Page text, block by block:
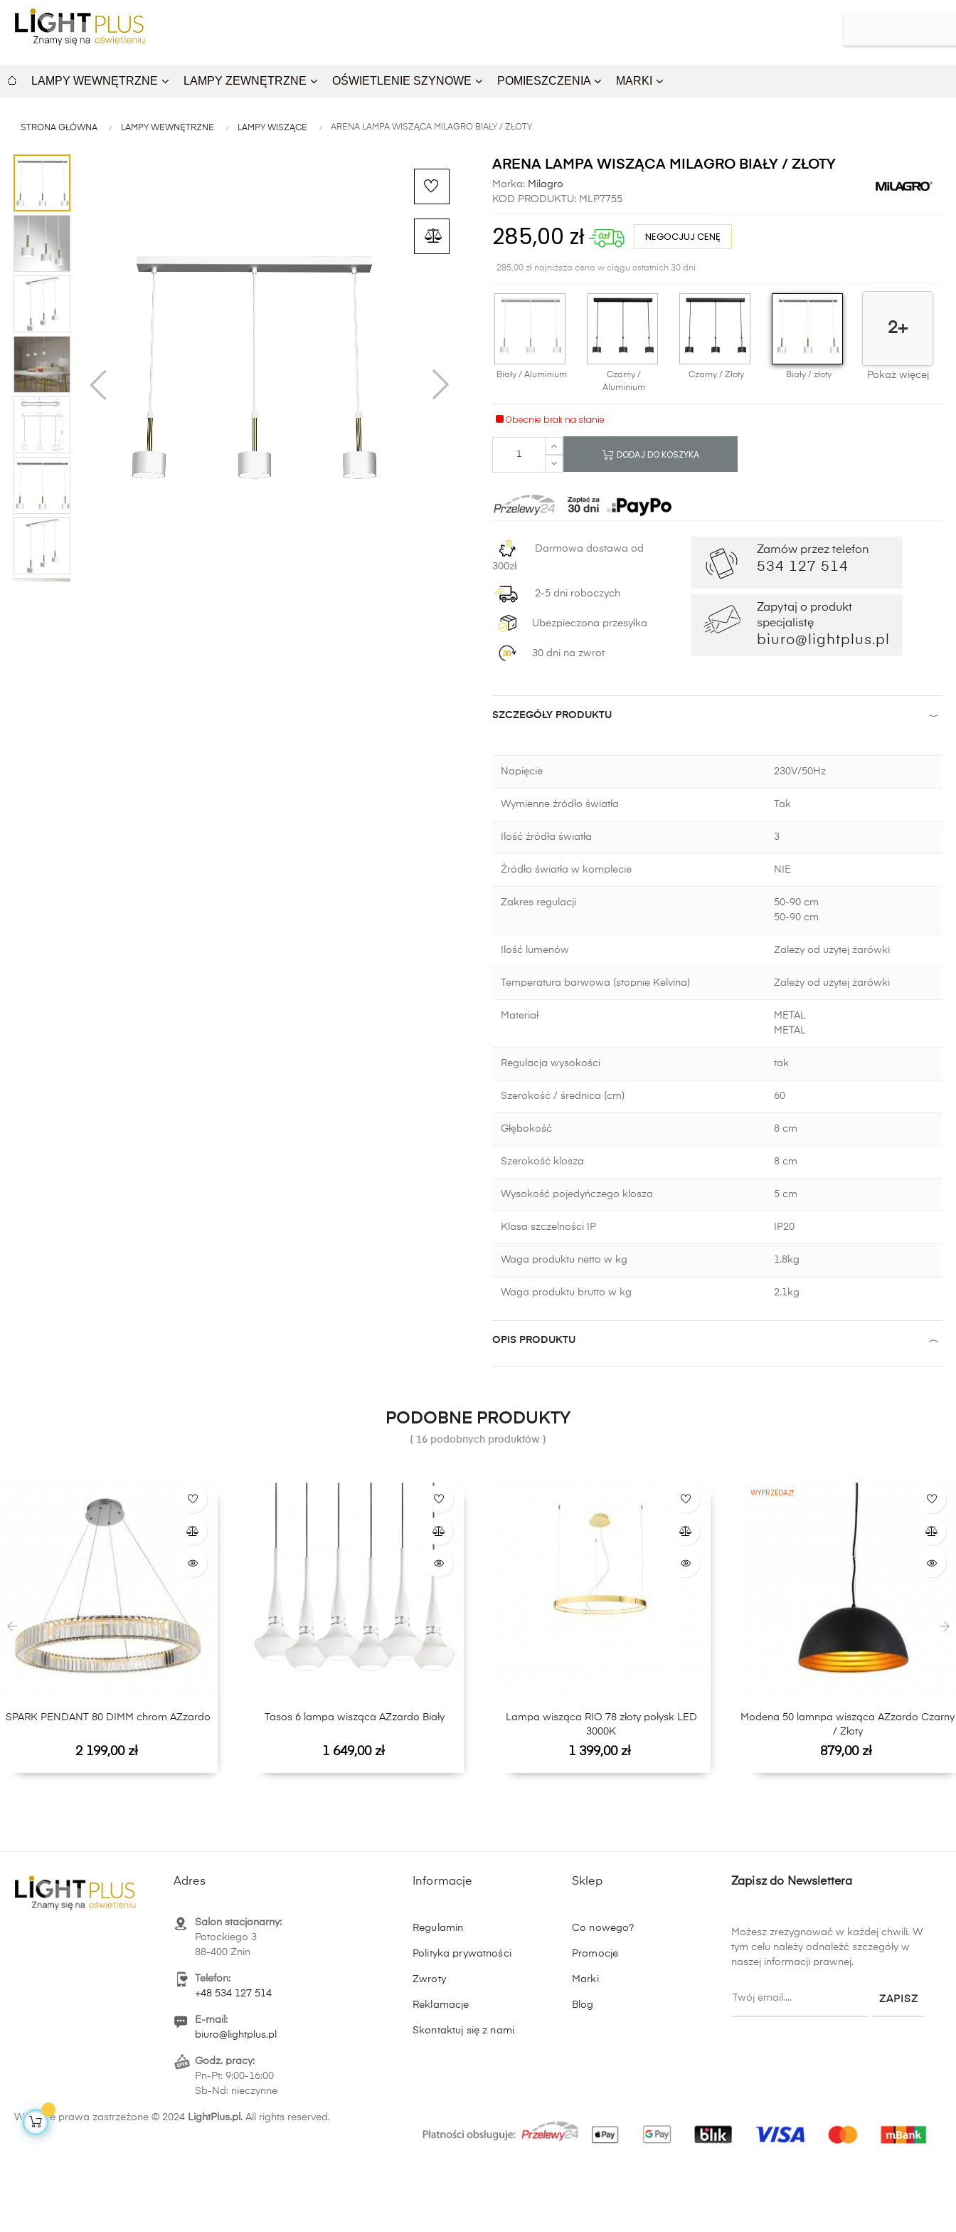
LAMPY WEWNĘTRZNE LAMPY ZEWNĘTRZNE OŚWIETLENIE SZYNOWE POMIESZCZENIA MARKI
STRONA GŁÓWNA LAMPY WEWNĘTRZNE LAMPY WISZĄCE ARENA LAMPA WISZĄCA MILAGRO BIAŁY / ZŁOTY
ARENA LAMPA WISZĄCA MILAGRO BIAŁY / ZŁOTY
Marka: Milagro
KOD PRODUKTU: MLP7755
285,00 zł NEGOCJUJ CENĘ
285,00 zł najniższa cena w ciągu ostatnich 30 dni
Biały / Aluminium
Czarny /
Aluminium
Czarny / Złoty Biały / złoty
2+
Pokaż więcej
Obecnie brak na stanie
DODAJ DO KOSZYKA
Darmowa dostawa od
300zł
2-5 dni roboczych
Ubezpieczona przesyłka
30 dni na zwrot
Zamów przez telefon
534 127 514
Zapytaj o produkt
specjalistę
biuro@lightplus.pl
SZCZEGÓŁY PRODUKTU
Napięcie 230V/50Hz
Wymienne źródło światła Tak
Ilość źródła światła 3
Źródło światła w komplecie NIE
Zakres regulacji
50-90 cm
50-90 cm
Ilość lumenów Zależy od użytej żarówki
Temperatura barwowa (stopnie Kelvina) Zależy od użytej żarówki
Materiał
METAL
METAL
Regulacja wysokości tak
Szerokość / średnica (cm) 60
Głębokość 8 cm
Szerokość klosza 8 cm
Wysokość pojedyńczego klosza 5 cm
Klasa szczelności IP IP20
Waga produktu netto w kg 1.8kg
Waga produktu brutto w kg 2.1kg
OPIS PRODUKTU
PODOBNE PRODUKTY
( 16 podobnych produktów )
SPARK PENDANT 80 DIMM chrom AZzardo
Cena
2 199,00 zł
Tasos 6 lampa wisząca AZzardo Biały
Cena
1 649,00 zł
Lampa wisząca RIO 78 złoty połysk LED
3000K
Cena
1 399,00 zł
WYPRZEDAŻ!
Modena 50 lamnpa wisząca AZzardo Czarny
/ Złoty
Cena
879,00 zł
Adres
Salon stacjonarny:
Potockiego 3
88-400 Żnin
Telefon:
+48 534 127 514
E-mail:
biuro@lightplus.pl
Godz. pracy:
Pn-Pt: 9:00-16:00
Sb-Nd: nieczynne
Informacje
Regulamin
Polityka prywatności
Zwroty
Reklamacje
Skontaktuj się z nami
Sklep
Co nowego?
Promocje
Marki
Blog
Zapisz do Newslettera
Możesz zrezygnować w każdej chwili. W
tym celu należy odnaleźć szczegóły w
naszej informacji prawnej.
ZAPISZ
Wszelkie prawa zastrzeżone © 2024 LightPlus.pl. All rights reserved.